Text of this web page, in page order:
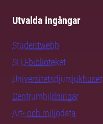
Utvalda ingångar
Studentwebb
SLU-biblioteket
Universitetsdjursjukhuset
Centrumbildningar
Art- och miljödata